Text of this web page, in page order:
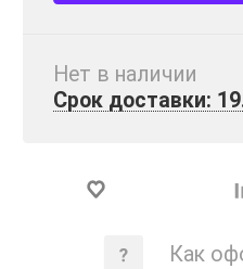
Нет в наличии
Срок доставки:
Как